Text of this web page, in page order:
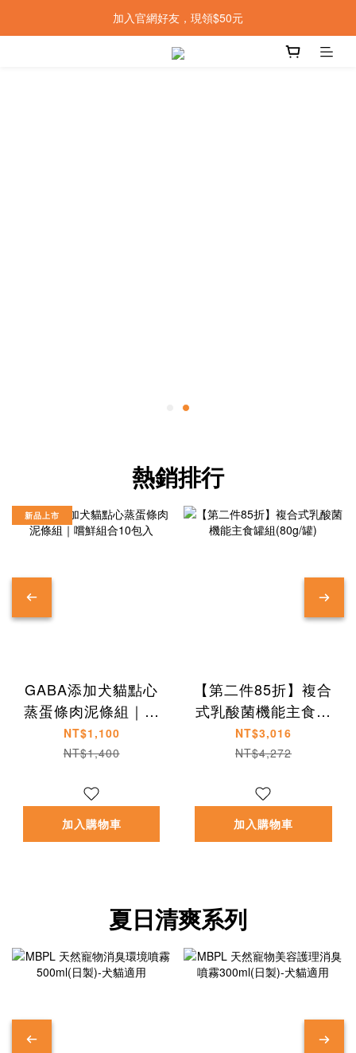
加入官網好友，現領$50元
熱銷排行
新品上市
GABA添加犬貓點心
蒸蛋條肉泥條組｜嚐
鮮組合10包入
NT$1,100
NT$1,400
加入購物車
【第二件85折】複合
式乳酸菌機能主食罐
組(80g/罐)
NT$3,016
NT$4,272
加入購物車
夏日清爽系列